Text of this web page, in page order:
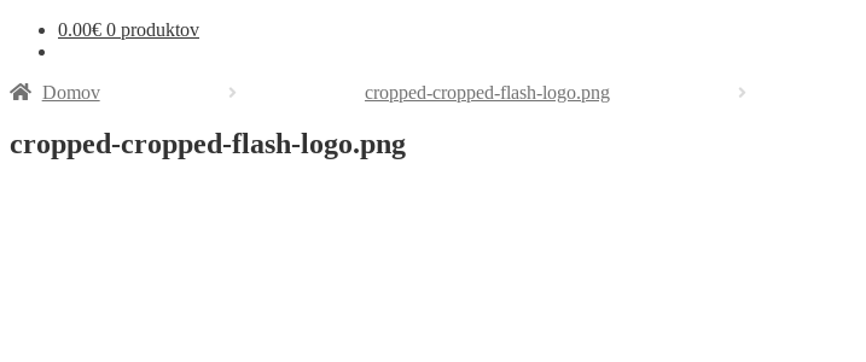
0.00€ 0 produktov
Domov cropped-cropped-flash-logo.png
cropped-cropped-flash-logo.png